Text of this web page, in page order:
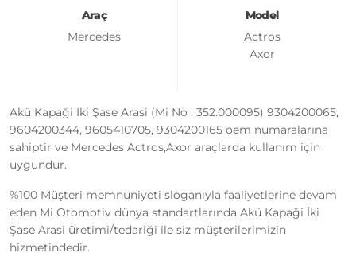
Araç
Mercedes
Model
Actros
Axor
Akü Kapaği İki Şase Arasi (Mi No : 352.000095) 9304200065,
9604200344, 9605410705, 9304200165 oem numaralarına
sahiptir ve Mercedes Actros,Axor araçlarda kullanım için
uygundur.
%100 Müşteri memnuniyeti sloganıyla faaliyetlerine devam
eden Mi Otomotiv dünya standartlarında Akü Kapaği İki
Şase Arasi üretimi/tedariği ile siz müşterilerimizin
hizmetindedir.